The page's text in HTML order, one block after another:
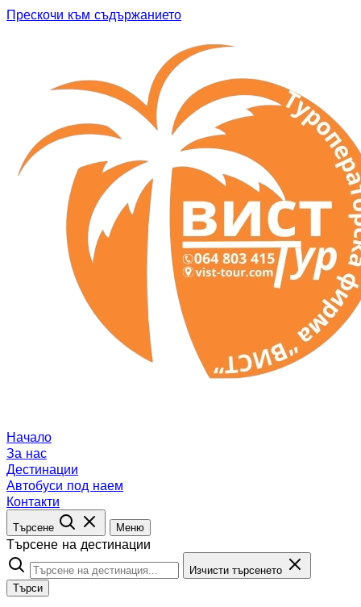
Прескочи към съдържанието
Начало
За нас
Дестинации
Автобуси под наем
Контакти
Търсене Меню
Търсене на дестинации
Изчисти търсенето
Търси